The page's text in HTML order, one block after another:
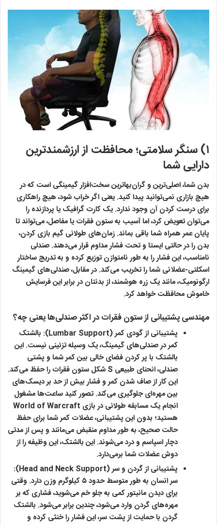
۱) سنگر سلامتی؛ محافظت از ارزشمندترین
دارایی شما
بدن شما، اصلی‌ترین و گران‌بهاترین سخت‌افزار گیمینگی است که در
هیچ بازاری نمی‌توانید پیدا کنید. یعنی اگر خراب شود، هیچ راهکاری
برای درست کردن آن وجود ندارد. یک کارت گرافیک یا پردازنده را
می‌توان تعویض کرد، اما آسیب به ستون فقرات یا مفاصل، می‌تواند تا
پایان عمر همراه شما باقی بماند. زمان‌های طولانی گیم بازی کردن،
بدن را در حالتی ایستا و تحت فشار مداوم قرار می‌دهند. صندلی
نامناسب، این فشار را به طور نامتوازن توزیع کرده و به تدریج ساختار
اسکلتی-عضلانی شما را تخریب می‌کند. در مقابل، صندلی‌های گیمینگ
ارگونومیک، مانند یک زره هوشمند، از بدنتان در برابر این فرسایش
خاموش محافظت خواهد کرد.
مهندسی پشتیبانی از ستون فقرات در اکثر صندلی‌ها یعنی چه؟
پشتیبانی از گودی کمر (Lumbar Support):
بالشتک
کمر در صندلی‌های گیمینگ، یک وسیله تزئینی نیست. این
بالشتک با پر کردن فضای خالی بین کمر شما و پشتی
صندلی، انحنای طبیعی S شکل ستون فقرات را حفظ می‌کند.
این کار از صاف شدن کمر و فشار بیش از حد بر دیسک‌های
بین مهره‌ای جلوگیری می‌کند. تصور کنید ساعت‌ها مشغول
انجام یک مسابقه طولانی در بازی World of Warcraft
هستید؛ بدون این پشتیبانی، عضلات کمر شما برای حفظ
حالت صحیح، به طور مداوم منقبض می‌مانند و پس از مدتی
دچار اسپاسم و درد می‌شوند. این بالشتک، این وظیفه را از
دوش عضلات شما برمی‌دارد.
پشتیبانی از گردن و سر (Head and Neck Support):
سر انسان به طور متوسط حدود ۵ کیلوگرم وزن دارد. وقتی
برای دیدن مانیتور کمی به جلو خم می‌شوید، فشاری که بر
مهره‌های گردن وارد می‌شود، چندین برابر می‌شود. بالشتک
گردن با حمایت از پشت سر، این فشار را خنثی کرده و